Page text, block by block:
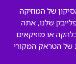
של המוזיקה
שלנו, אתה
או מוזיקאים
של הטראק המקורי